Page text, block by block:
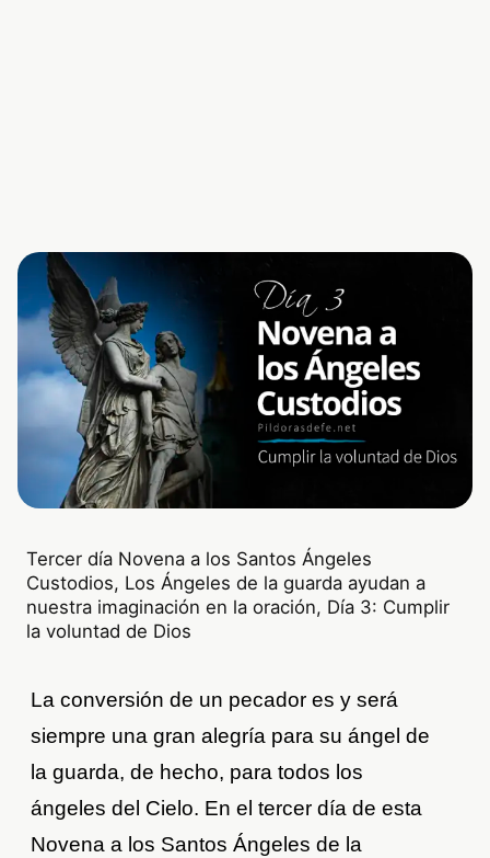
Tercer día Novena a los Santos Ángeles
Custodios, Los Ángeles de la guarda ayudan a
nuestra imaginación en la oración, Día 3: Cumplir
la voluntad de Dios
La conversión de un pecador es y será
siempre una gran alegría para su ángel de
la guarda, de hecho, para todos los
ángeles del Cielo. En el tercer día de esta
Novena a los Santos Ángeles de la